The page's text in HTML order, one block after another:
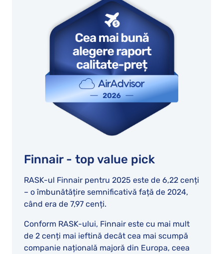
Finnair - top value pick
RASK-ul Finnair pentru 2025 este de 6,22 cenți
– o îmbunătățire semnificativă față de 2024,
când era de 7,97 cenți.
Conform RASK-ului, Finnair este cu mai mult
de 2 cenți mai ieftină decât cea mai scumpă
companie națională majoră din Europa, ceea